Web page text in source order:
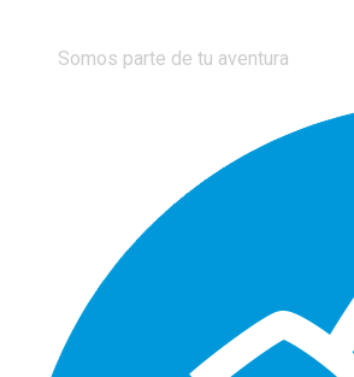
Somos parte de tu aventura